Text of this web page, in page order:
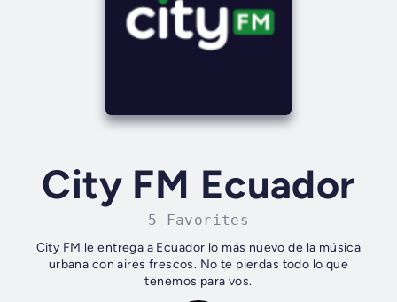
City FM Ecuador
5 Favorites
City FM le entrega a Ecuador lo más nuevo de la música
urbana con aires frescos. No te pierdas todo lo que
tenemos para vos.